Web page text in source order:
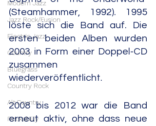
Modern Jazz
Jazz Rock/Fusion
Electric Jazz
Country
Bluegrass
Country Rock
Alt.Country
Rockabilly
(Steamhammer, 1992). 1995
löste sich die Band auf. Die
ersten beiden Alben wurden
2003 in Form einer Doppel-CD
zusammen
wiederveröffentlicht.
2008 bis 2012 war die Band
erneut aktiv, ohne dass neue